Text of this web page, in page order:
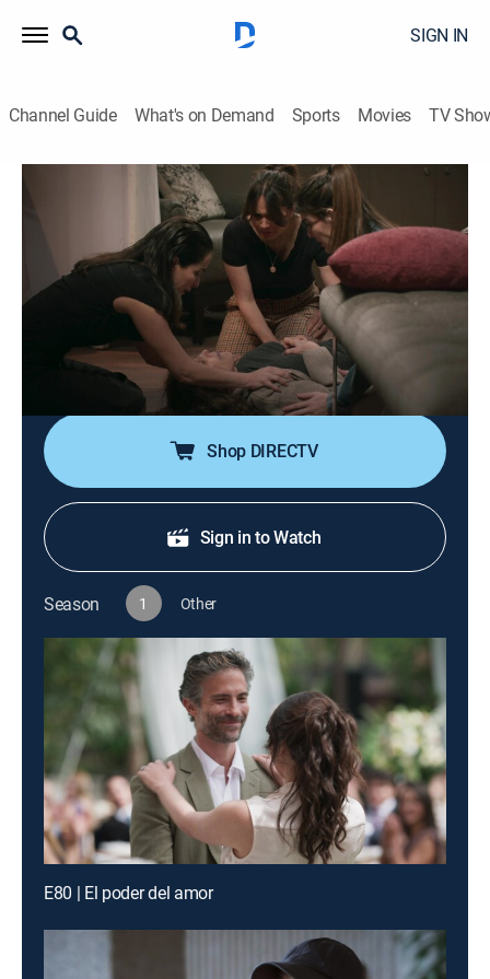
SIGN IN
Channel Guide What's on Demand Sports Movies TV
Hermanas, un amor compartido
S1 E64 | Un nuevo drama familiar
0h 40m|TV14|Drama, Romance, Soap|UNI| Univision|2026
Rebeca, Mónica y Aura se impresionan al encontrar a
Rosario inconsciente en el piso, por lo que la llevan al
hospital. Germán recibe una pista sobre el secuestro y
se la enseña a Leonel. El doctor comenta que Rosario
sufrió un envenenamiento.
Shop DIRECTV
Sign in to Watch
Season 1 Other
E80 | El poder del amor